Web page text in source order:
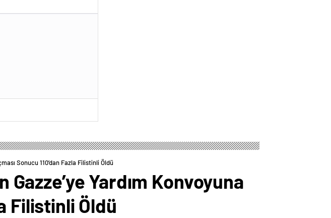
Sonucu 110’dan Fazla Filistinli Öldü
Yardım Konvoyuna
Filistinli Öldü